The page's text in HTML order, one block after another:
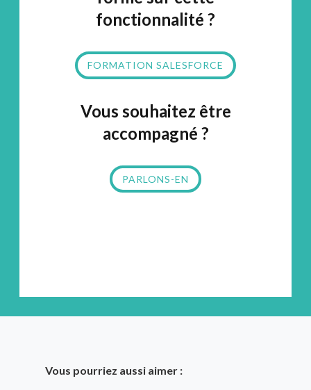
fonctionnalité ?
FORMATION SALESFORCE
Vous souhaitez être
accompagné ?
PARLONS-EN
Vous pourriez aussi aimer :